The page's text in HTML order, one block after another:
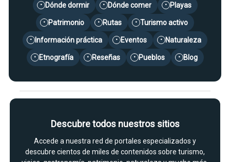
• Dónde dormir • Dónde comer • Playas
• Patrimonio • Rutas • Turismo activo
• Información práctica • Eventos • Naturaleza
• Etnografía • Reseñas • Pueblos • Blog
Descubre todos nuestros sitios
Accede a nuestra red de portales especializados y
descubre cientos de miles de contenidos sobre turismo,